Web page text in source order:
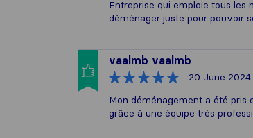
Entreprise qui emploie tous les
déménager juste pour pouvoir
vaalmb vaalmb
20 June 2024
Mon déménagement a été pris
grâce à une équipe très